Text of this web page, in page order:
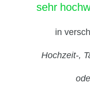
sehr
in
Hochzeit-,